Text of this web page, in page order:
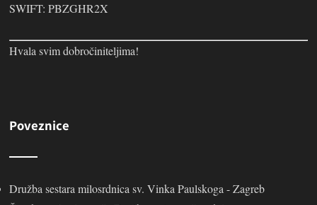
SWIFT: PBZGHR2X
Hvala svim dobročiniteljima!
Poveznice
Družba sestara milosrdnica sv. Vinka Paulskoga - Zagreb